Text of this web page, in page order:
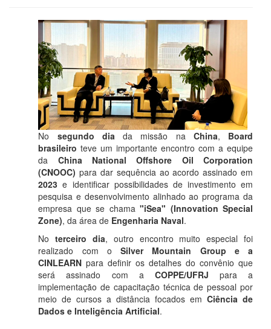
No segundo diada missão na China, Board
brasileiro teve um importante encontro com a equipe
da China National Offshore Oil Corporation
(CNOOC) para dar sequência ao acordo assinado em
2023 e identificar possibilidades de investimento em
pesquisa e desenvolvimento alinhado ao programa da
empresa que se chama"iSea" (Innovation Special
Zone), da área de Engenharia Naval.
No terceiro dia, outro encontro muito especial foi
realizado com oSilver Mountain Group e a
CINLEARN para definir os detalhes do convênio que
será assinado com a COPPE/UFRJ para a
implementação de capacitação técnica de pessoal por
meio de cursos a distância focados emCiência de
Dados e Inteligência Artificial.